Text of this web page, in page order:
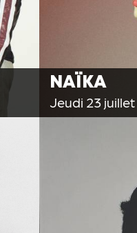
NAÏKA
Jeudi 23 juillet